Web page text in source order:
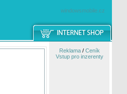
windowsmobile.cz
Reklama/ Ceník
Vstup pro inzerenty